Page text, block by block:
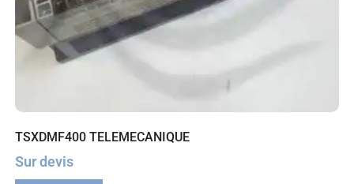
TSXDMF400 TELEMECANIQUE
Sur devis